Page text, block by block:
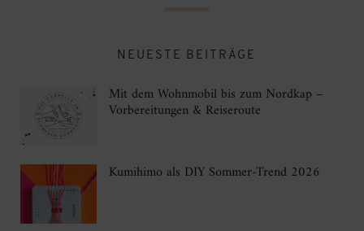
NEUESTE BEITRÄGE
Mit dem Wohnmobil bis zum Nordkap –
Vorbereitungen & Reiseroute
Kumihimo als DIY Sommer-Trend 2026